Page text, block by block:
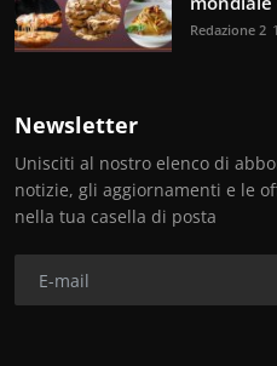
Redazione 2
Newsletter
Unisciti al nostro elenco di
notizie, gli aggiornamenti e le
nella tua casella di posta